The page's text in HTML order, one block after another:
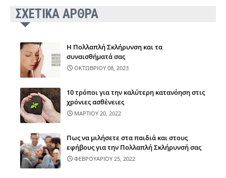
ΣΧΕΤΙΚΑ ΑΡΘΡΑ
Η Πολλαπλή Σκλήρυνση και τα
συναισθήματά σας
ΟΚΤΩΒΡΙΟΥ 08, 2023
10 τρόποι για την καλύτερη κατανόηση στις
χρόνιες ασθένειες
ΜΑΡΤΙΟΥ 20, 2022
Πως να μιλήσετε στα παιδιά και στους
εφήβους για την Πολλαπλή Σκλήρυνσή σας
ΦΕΒΡΟΥΑΡΙΟΥ 25, 2022